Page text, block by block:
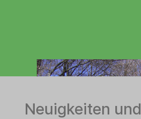
Neuigkeiten und